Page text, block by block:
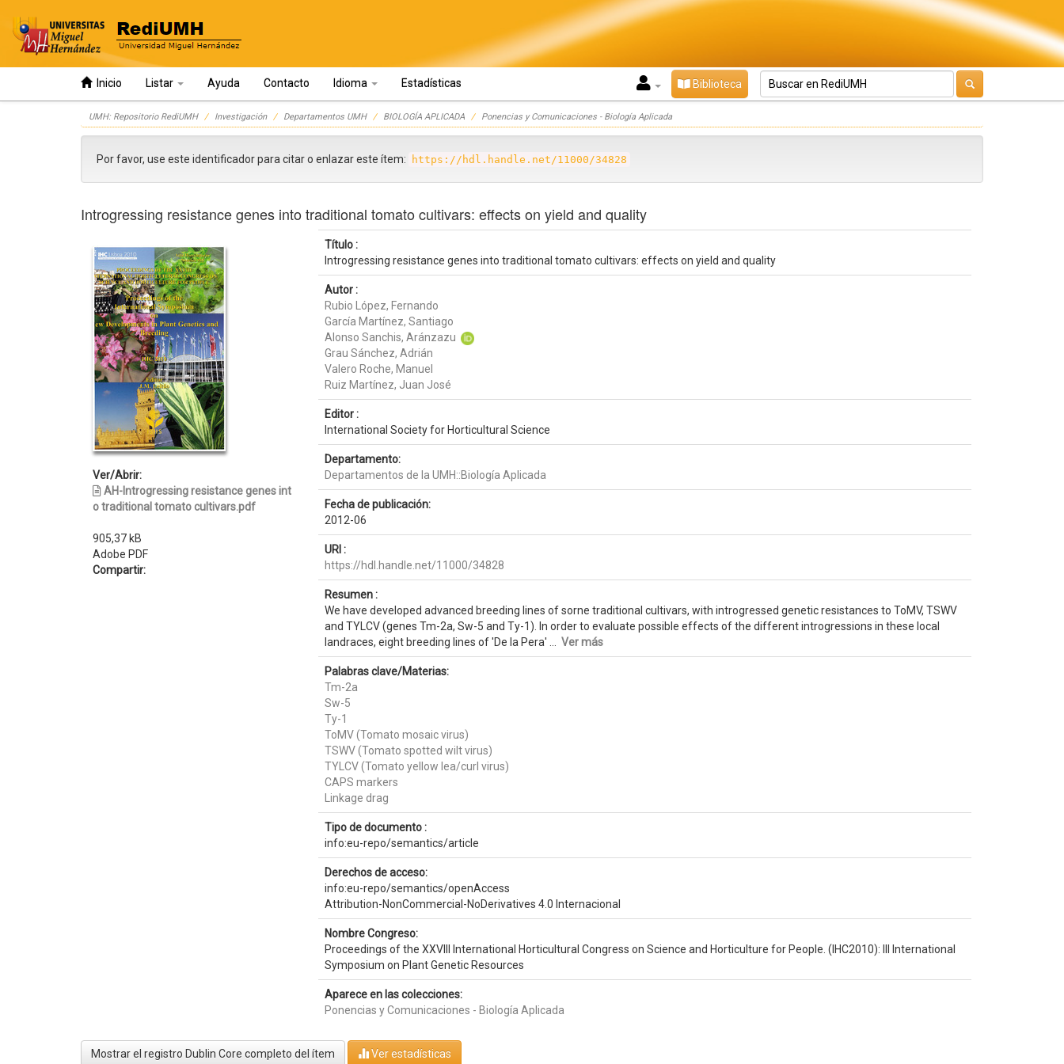
Inicio Listar Ayuda Contacto Idioma Estadísticas Biblioteca
UMH: Repositorio RediUMH Investigación Departamentos UMH BIOLOGÍA APLICADA Ponencias y Comunicaciones - Biología Aplicada
Por favor, use este identificador para citar o enlazar este ítem: https://hdl.handle.net/11000/34828
Introgressing resistance genes into traditional tomato cultivars: effects on yield and quality
Ver/Abrir:
AH-Introgressing resistance genes int
o traditional tomato cultivars.pdf
905,37 kB
Adobe PDF
Compartir:
Título :
Introgressing resistance genes into traditional tomato cultivars: effects on yield and quality
Autor :
Rubio López, Fernando
García Martínez, Santiago
Alonso Sanchis, Aránzazu
Grau Sánchez, Adrián
Valero Roche, Manuel
Ruiz Martínez, Juan José
Editor :
International Society for Horticultural Science
Departamento:
Departamentos de la UMH::Biología Aplicada
Fecha de publicación:
2012-06
URI :
https://hdl.handle.net/11000/34828
Resumen :
We have developed advanced breeding lines of sorne traditional cultivars, with introgressed genetic resistances to ToMV, TSWV
and TYLCV (genes Tm-2a, Sw-5 and Ty-1). In order to evaluate possible effects of the different introgressions in these local
landraces, eight breeding lines of 'De la Pera' ... Ver más
Palabras clave/Materias:
Tm-2a
Sw-5
Ty-1
ToMV (Tomato mosaic virus)
TSWV (Tomato spotted wilt virus)
TYLCV (Tomato yellow lea/curl virus)
CAPS markers
Linkage drag
Tipo de documento :
info:eu-repo/semantics/article
Derechos de acceso:
info:eu-repo/semantics/openAccess
Attribution-NonCommercial-NoDerivatives 4.0 Internacional
Nombre Congreso:
Proceedings of the XXVIII International Horticultural Congress on Science and Horticulture for People. (IHC2010): III International
Symposium on Plant Genetic Resources
Aparece en las colecciones:
Ponencias y Comunicaciones - Biología Aplicada
Mostrar el registro Dublin Core completo del ítem Ver estadísticas